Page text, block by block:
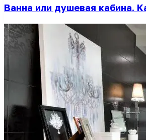
Ванна или душевая кабина.